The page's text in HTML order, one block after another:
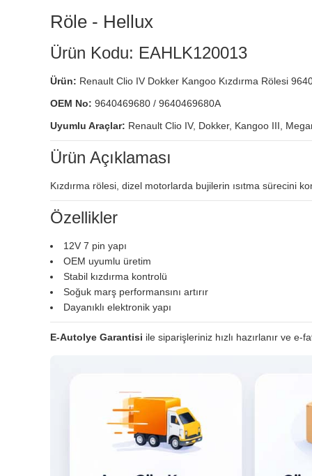
Röle - Hellux
Ürün Kodu: EAHLK120013
Ürün: Renault Clio IV Dokker Kangoo Kızdırma Rölesi
OEM No: 9640469680 / 9640469680A
Uyumlu Araçlar: Renault Clio IV, Dokker, Kangoo III,
Ürün Açıklaması
Kızdırma rölesi, dizel motorlarda bujilerin ısıtma sürecini
Özellikler
12V 7 pin yapı
OEM uyumlu üretim
Stabil kızdırma kontrolü
Soğuk marş performansını artırır
Dayanıklı elektronik yapı
E-Autolye Garantisi ile siparişleriniz hızlı hazırlanır ve e-